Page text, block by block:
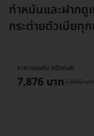
ทำหมันและฝาก
กระต่ายตัวเมียทุ
ราคาจองกับ HDmall
7,876 บาท7,880 บา